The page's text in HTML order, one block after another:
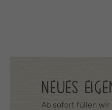
NEUES
Ab sofort füllen